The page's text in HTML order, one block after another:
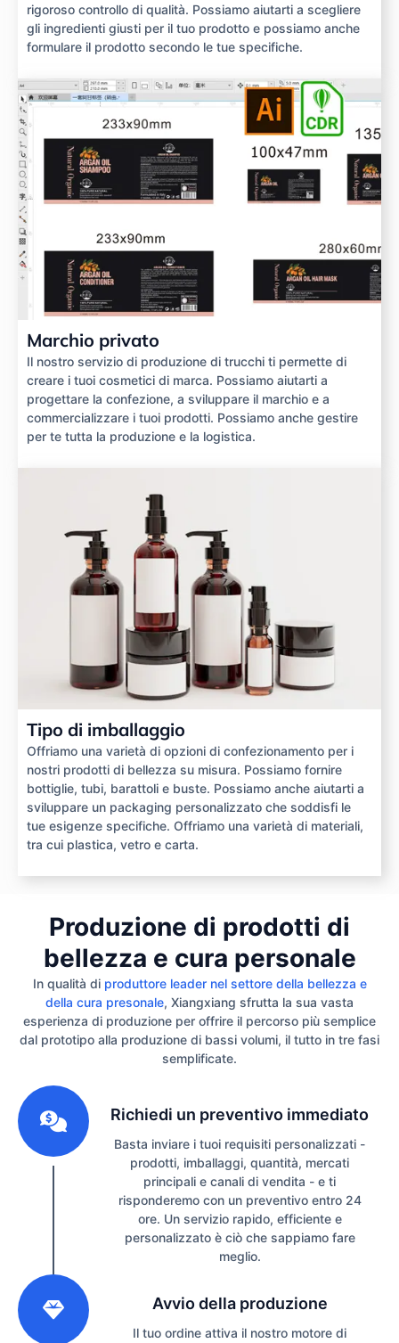
rigoroso controllo di qualità. Possiamo aiutarti a scegliere
gli ingredienti giusti per il tuo prodotto e possiamo anche
formulare il prodotto secondo le tue specifiche.
Marchio privato
Il nostro servizio di produzione di trucchi ti permette di
creare i tuoi cosmetici di marca. Possiamo aiutarti a
progettare la confezione, a sviluppare il marchio e a
commercializzare i tuoi prodotti. Possiamo anche gestire
per te tutta la produzione e la logistica.
Tipo di imballaggio
Offriamo una varietà di opzioni di confezionamento per i
nostri prodotti di bellezza su misura. Possiamo fornire
bottiglie, tubi, barattoli e buste. Possiamo anche aiutarti a
sviluppare un packaging personalizzato che soddisfi le
tue esigenze specifiche. Offriamo una varietà di materiali,
tra cui plastica, vetro e carta.
Produzione di prodotti di
bellezza e cura personale
In qualità di produttore leader nel settore della bellezza e
della cura presonale, Xiangxiang sfrutta la sua vasta
esperienza di produzione per offrire il percorso più semplice
dal prototipo alla produzione di bassi volumi, il tutto in tre fasi
semplificate.
Richiedi un preventivo immediato
Basta inviare i tuoi requisiti personalizzati -
prodotti, imballaggi, quantità, mercati
principali e canali di vendita - e ti
risponderemo con un preventivo entro 24
ore. Un servizio rapido, efficiente e
personalizzato è ciò che sappiamo fare
meglio.
Avvio della produzione
Il tuo ordine attiva il nostro motore di